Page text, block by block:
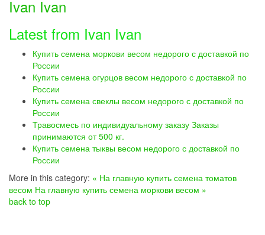
Ivan Ivan
Latest from Ivan Ivan
Купить семена моркови весом недорого с доставкой по
России
Купить семена огурцов весом недорого с доставкой по
России
Купить семена свеклы весом недорого с доставкой по
России
Травосмесь по индивидуальному заказу Заказы
принимаются от 500 кг.
Купить семена тыквы весом недорого с доставкой по
России
More in this category: « На главную купить семена томатов
весом На главную купить семена моркови весом »
back to top